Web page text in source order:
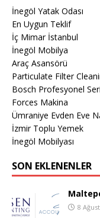
İnegöl Yatak Odası
En Uygun Teklif
İç Mimar İstanbul
İnegöl Mobilya
Araç Asansörü
Particulate Filter
Bosch Profesyonel Seri
Forces Makina
Ümraniye Evden Eve
İzmir Toplu Yemek
İnegöl Mobilyası
SON EKLENENLER
8